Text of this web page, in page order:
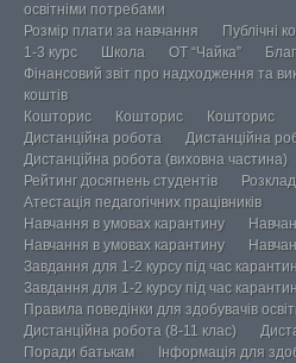
освітніми потребами
Розмір плати за навчання
Публічні
1-3 курс
Школа ОТ “Чайка”
Фінансовий звіт про надходження та
коштів
Кошторис
Кошторис Кошторис
Дистанційна робота
Дистанційна
Дистанційна робота (виховна частина)
Рейтинг досягнень студентів
Атестація педагогічних працівників
Навчання в умовах карантину
Навчання в умовах карантину
Завдання для 1-2 курсу під час
Завдання для 1-2 курсу під час
Правила поведінки для здобувачів
Дистанційна робота (8-11 клас)
Поради батькам
Інформація для